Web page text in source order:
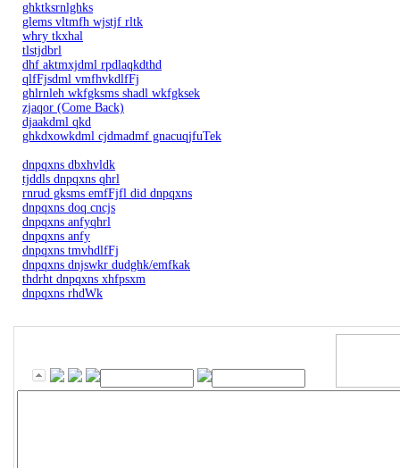
ghktksrnlghks
glems vltmfh wjstjf rltk
whry tkxhal
tlstjdbrl
dhf aktmxjdml rpdlaqkdthd
qlfFjsdml vmfhvkdlfFj
ghlrnleh wkfgksms shadl wkfgksek
zjaqor (Come Back)
djaakdml qkd
ghkdxowkdml cjdmadmf gnacuqjfuTek
dnpqxns dbxhvldk
tjddls dnpqxns qhrl
rnrud gksms emfFjfl did dnpqxns
dnpqxns doq cncjs
dnpqxns anfyqhrl
dnpqxns anfy
dnpqxns tmvhdlfFj
dnpqxns dnjswkr dudghk/emfkak
thdrht dnpqxns xhfpsxm
dnpqxns rhdWk